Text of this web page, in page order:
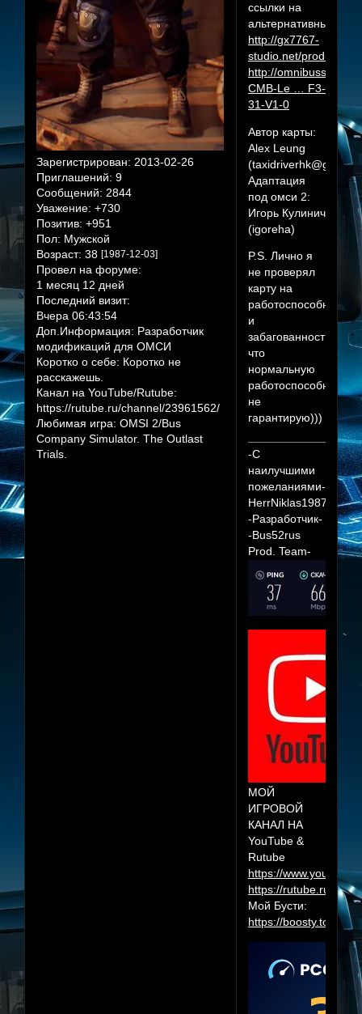
Зарегистрирован: 2013-02-26
Приглашений: 9
Сообщений: 2844
Уважение: +730
Позитив: +951
Пол: Мужской
Возраст: 38 [1987-12-03]
Провел на форуме:
1 месяц 12 дней
Последний визит:
Вчера 06:43:54
Доп.Информация: Разработчик
модификаций для ОМСИ
Коротко о себе: Коротко не
расскажешь.
Канал на YouTube/Rutube:
https://rutube.ru/channel/23961562/
Любимая игра: OMSI 2/Bus
Company Simulator. The Outlast
Trials.
ссылки на
альтернативные:
http://gx7767-
studio.net/products/
http://
CMB-Le … F3-
31-V1-0
Автор карты:
Alex Leung
Адаптация
под омси 2:
Игорь Кулинич
(igoreha)
P.S. Лично я
не проверял
карту на
работоспособность
и
забагованность,так
что
нормальную
работоспособность
не
гарантирую)))
-С
наилучшими
пожеланиями-
HerrNiklas1987
-Разработчик-
-Bus52rus
Prod. Team-
МОЙ
ИГРОВОЙ
КАНАЛ НА
YouTube &
Rutube
https://
https://rutube.ru/
Мой Бусти:
https://boosty.to/